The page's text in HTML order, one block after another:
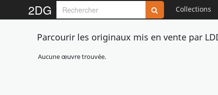
2DG Collections
Parcourir les originaux mis en vente par
Aucune œuvre trouvée.